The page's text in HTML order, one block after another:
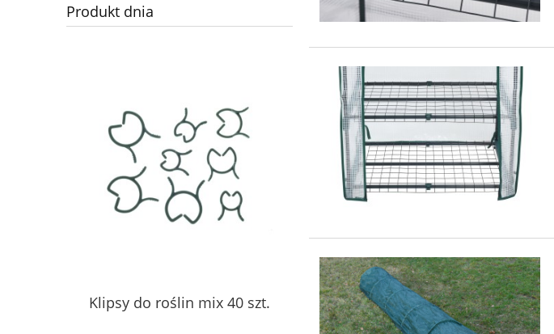
Produkt dnia
Klipsy do roślin mix 40 szt.